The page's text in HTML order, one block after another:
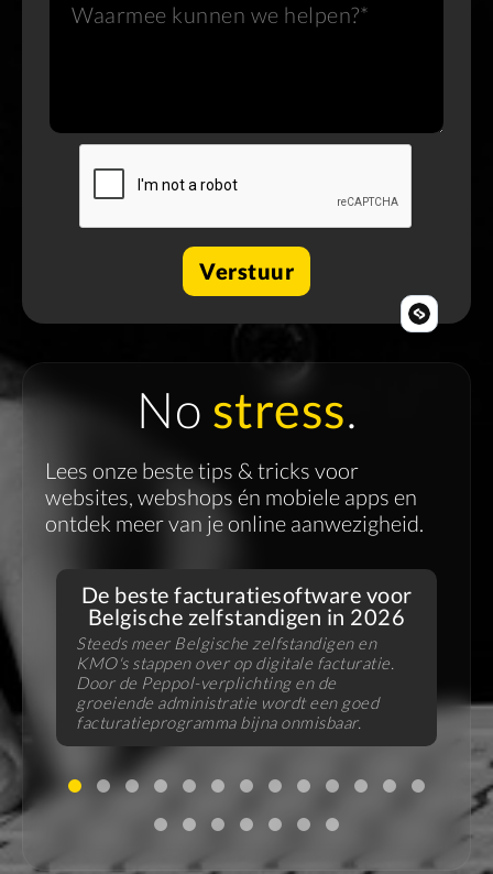
No stress.
Lees onze beste tips & tricks voor
websites, webshops én mobiele apps en
ontdek meer van je online aanwezigheid.
De beste facturatiesoftware voor
Belgische zelfstandigen in 2026
Steeds meer Belgische zelfstandigen en
KMO's stappen over op digitale facturatie.
Door de Peppol-verplichting en de
groeiende administratie wordt een goed
facturatieprogramma bijna onmisbaar.